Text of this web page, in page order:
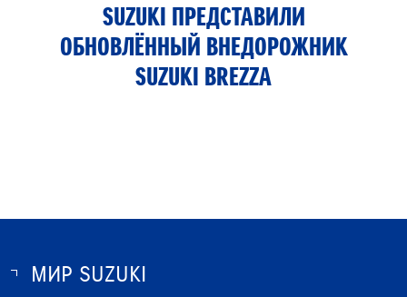
SUZUKI ПРЕДСТАВИЛИ
ОБНОВЛЁННЫЙ ВНЕДОРОЖНИК
SUZUKI BREZZA
МИР SUZUKI